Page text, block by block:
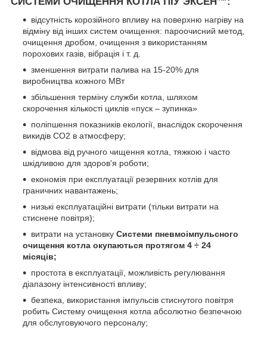
відсутність корозійного впливу на поверхню нагріву на
відміну від інших систем очищення: пароочисний метод,
очищення дробом, очищення з використанням
порохових газів, вібрація і т. д.
зменшення витрати палива на 15-20% для
виробництва кожного МВт
збільшення терміну служби котла, шляхом
скорочення кількості циклів «пуск – зупинка»
поліпшення показників екології, внаслідок скорочення
викидів СО2 в атмосферу;
відмова від ручного чищення котла, тяжкою і часто
шкідливою для здоров'я роботи;
економія при експлуатації резервних котлів для
граничних навантажень;
низькі експлуатаційні витрати (тільки витрати на
стиснене повітря);
витрати на установку Системи пневмоімпульсного
очищення котла окупаються протягом 4 ÷ 24
місяців;
простота в експлуатації, можливість регулювання
діапазону інтенсивності впливу;
безпека, використання імпульсів стиснутого повітря
робить Систему очищення котла абсолютно безпечною
для обслуговуючого персоналу;